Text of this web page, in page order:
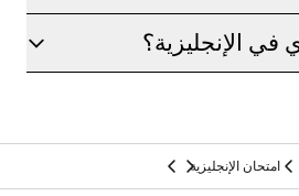
الإنجليزية؟
امتحان الإنجليزية